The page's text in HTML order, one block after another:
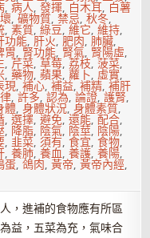
,病人,發揮, 白木耳, 白薯
,礦物質,禁忌,秋冬,
,素質,綠豆,維它,維持,
功能,肝火,肥肉,肺臟,
胃, 腎功能, 腎氣, 腎陽虛,
,芹菜,草莓,荔枝,菠菜,
,藥物,蘋果,蘿卜,虛實,
現,補心,補益,補精,補肝
,許多,認為,論證,護腎,
體,身體狀況,身體素質,
,選擇,避免,還能,配合,
, 降脂, 陰氣, 陰莖, 陰陽,
,韭菜,須有,食宜,食物,
,養肺,養血,養護,養陽,
蛋,鴿肉,黃帝,黃帝內經,
，進補的食物應有所區
益，五菜為充，氣味合